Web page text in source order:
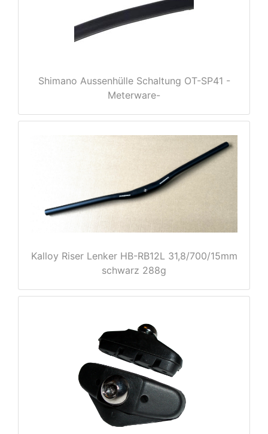
Shimano Aussenhülle Schaltung OT-SP41 -
Meterware-
Kalloy Riser Lenker HB-RB12L 31,8/700/15mm
schwarz 288g